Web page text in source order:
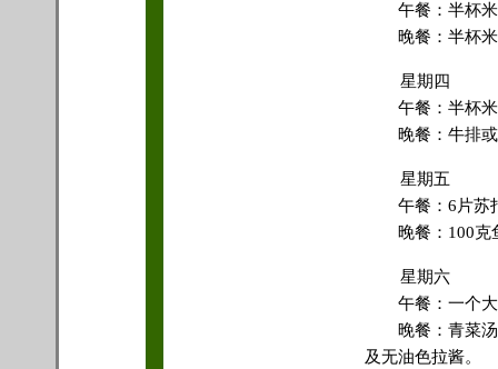
午餐：半杯米
晚餐：半杯米
星期四
午餐：半杯米
晚餐：牛排或
星期五
午餐：6片苏打
晚餐：100克鱼
星期六
午餐：一个大
晚餐：青菜汤
及无油色拉酱。